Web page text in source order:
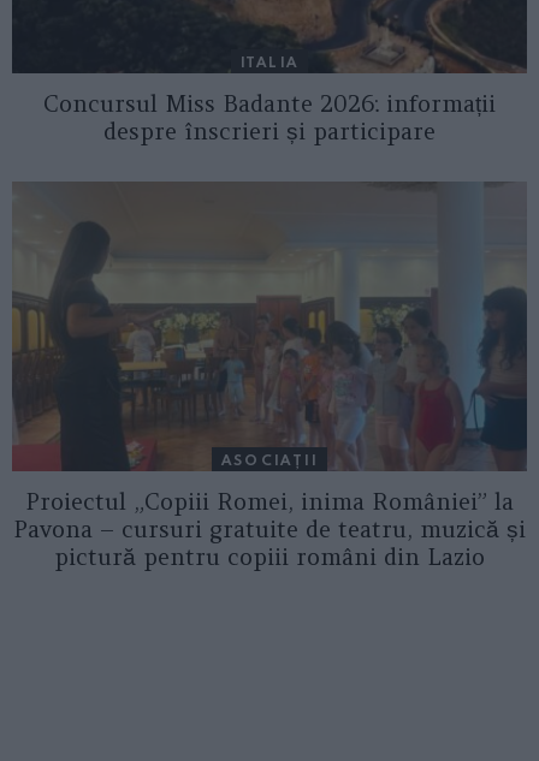
ITALIA
Concursul Miss Badante 2026: informații
despre înscrieri și participare
ASOCIAŢII
Proiectul „Copiii Romei, inima României” la
Pavona – cursuri gratuite de teatru, muzică și
pictură pentru copiii români din Lazio